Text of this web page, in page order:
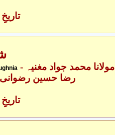
-
- مولانا محمد جواد مغنیہ
- رضا حسین رضوانی
-